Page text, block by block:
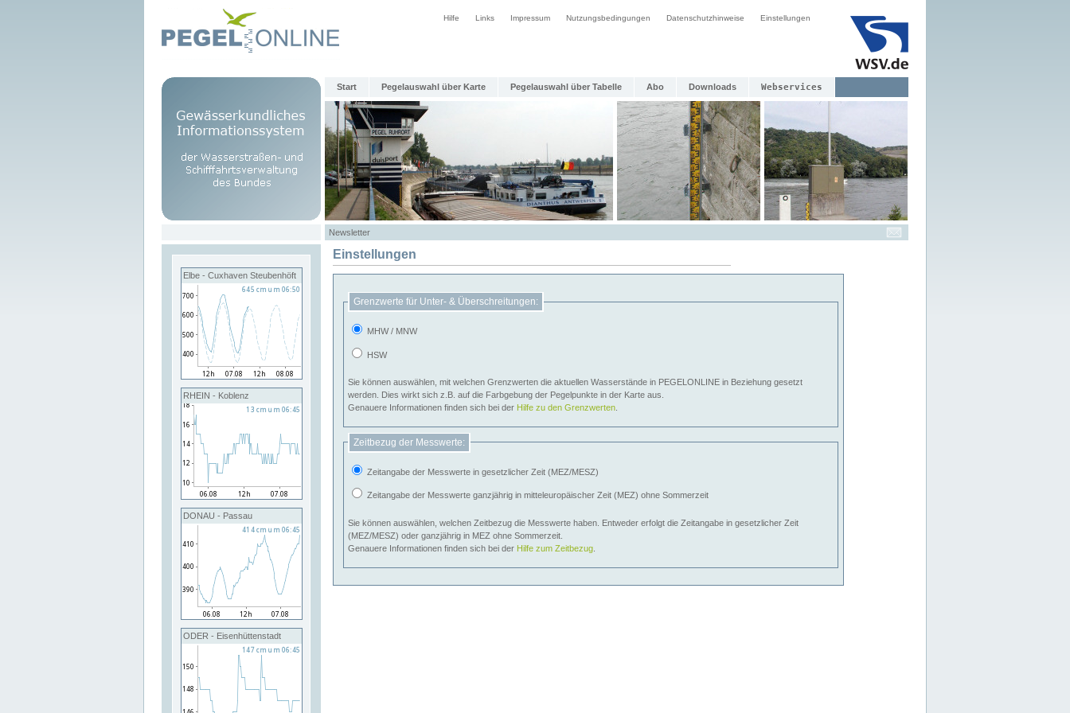
Hilfe Links Impressum Nutzungsbedingungen Datenschutzhinweise Einstellungen
Start Pegelauswahl über Karte Pegelauswahl über Tabelle Abo Downloads Webservices
Newsletter
Elbe - Cuxhaven Steubenhöft
RHEIN - Koblenz
DONAU - Passau
ODER - Eisenhüttenstadt
Einstellungen
Grenzwerte für Unter- & Überschreitungen:
MHW / MNW
HSW
Sie können auswählen, mit welchen Grenzwerten die aktuellen Wasserstände in PEGELONLINE in Beziehung gesetzt
werden. Dies wirkt sich z.B. auf die Farbgebung der Pegelpunkte in der Karte aus.
Genauere Informationen finden sich bei der Hilfe zu den Grenzwerten
Zeitbezug der Messwerte:
Zeitangabe der Messwerte in gesetzlicher Zeit (MEZ/MESZ)
Zeitangabe der Messwerte ganzjährig in mitteleuropäischer Zeit (MEZ) ohne Sommerzeit
Sie können auswählen, welchen Zeitbezug die Messwerte haben. Entweder erfolgt die Zeitangabe in gesetzlicher Zeit
(MEZ/MESZ) oder ganzjährig in MEZ ohne Sommerzeit.
Genauere Informationen finden sich bei der Hilfe zum Zeitbezug